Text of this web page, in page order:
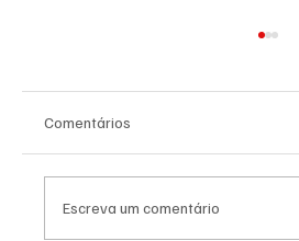
Comentários
Escreva um comentário